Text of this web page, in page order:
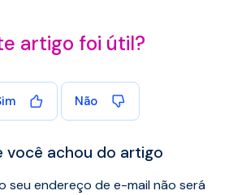
artigo foi útil?
Não
você achou do artigo
seu endereço de e-mail não será